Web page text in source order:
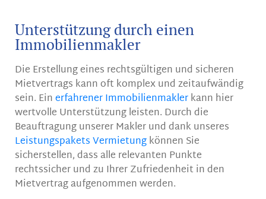
Unterstützung durch einen
Immobilienmakler
Die Erstellung eines rechtsgültigen und sicheren
Mietvertrags kann oft komplex und zeitaufwändig
sein. Einerfahrener Immobilienmaklerkann hier
wertvolle Unterstützung leisten. Durch die
Beauftragung unserer Makler und dank unseres
Leistungspakets Vermietungkönnen Sie
sicherstellen, dass alle relevanten Punkte
rechtssicher und zu Ihrer Zufriedenheit in den
Mietvertrag aufgenommen werden.